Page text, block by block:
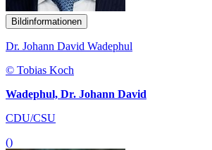
Bildinformationen
Dr. Johann David Wadephul
© Tobias Koch
Wadephul, Dr. Johann David
CDU/CSU
()